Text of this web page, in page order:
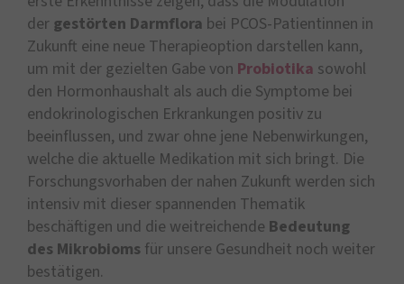
der gestörten Darmflora bei PCOS-Patientinnen in
Zukunft eine neue Therapieoption darstellen kann,
um mit der gezielten Gabe von Probiotika sowohl
den Hormonhaushalt als auch die Symptome bei
endokrinologischen Erkrankungen positiv zu
beeinflussen, und zwar ohne jene Nebenwirkungen,
welche die aktuelle Medikation mit sich bringt. Die
Forschungsvorhaben der nahen Zukunft werden sich
intensiv mit dieser spannenden Thematik
beschäftigen und die weitreichende Bedeutung
des Mikrobioms für unsere Gesundheit noch weiter
bestätigen.